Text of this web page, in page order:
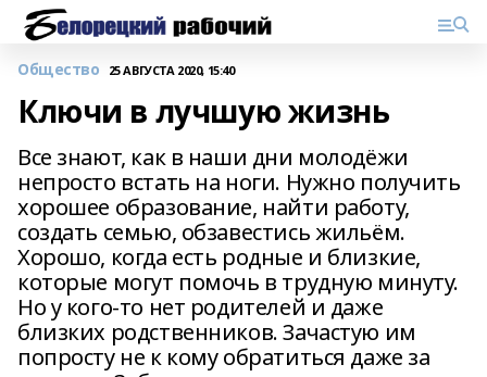
Общество 25 АВГУСТА 2020, 15:40
Ключи в лучшую жизнь
Все знают, как в наши дни молодёжи
непросто встать на ноги. Нужно получить
хорошее образование, найти работу,
создать семью, обзавестись жильём.
Хорошо, когда есть родные и близкие,
которые могут помочь в трудную минуту.
Но у кого-то нет родителей и даже
близких родственников. Зачастую им
попросту не к кому обратиться даже за